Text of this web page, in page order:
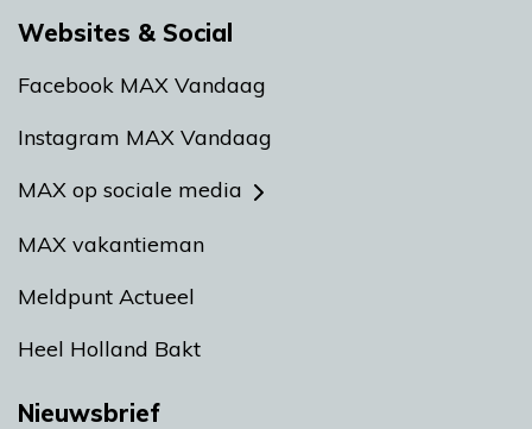
Websites & Social
Facebook MAX Vandaag
Instagram MAX Vandaag
MAX op sociale media
MAX vakantieman
Meldpunt Actueel
Heel Holland Bakt
Nieuwsbrief